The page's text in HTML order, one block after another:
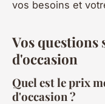
vos besoins et
Vos questions
d'occasion
Quel est le prix
d'occasion ?